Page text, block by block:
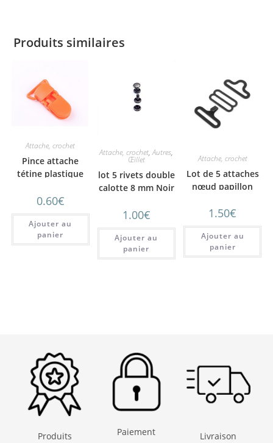
Produits similaires
Attache, crochet
Pince attache
tétine plastique
0.60€
Ajouter au
panier
Attache, crochet,Autres,
Œillet
lot 5 rivets double
calotte 8 mm Noir
1.00€
Ajouter au
panier
Attache, crochet
Lot de 5 attaches
nœud papillon
1.50€
Ajouter au
panier
Produits
Paiement
Livraison